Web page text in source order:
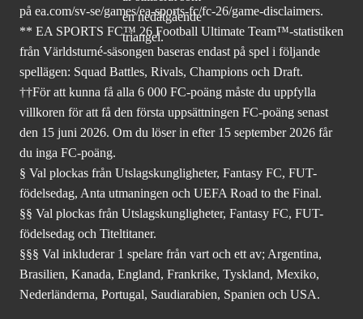
på ea.com/sv-se/games/ea-sports-fc/fc-26/game-disclaimers.
** EA SPORTS FC™ 26 Football Ultimate Team™-statistiken
från Världsturné-säsongen baseras endast på spel i följande
spellägen: Squad Battles, Rivals, Champions och Draft.
††För att kunna få alla 6 000 FC-poäng måste du uppfylla
villkoren för att få den första uppsättningen FC-poäng senast
den 15 juni 2026. Om du löser in efter 15 september 2026 får
du inga FC-poäng.
§ Val plockas från Utslagskungligheter, Fantasy FC, FUT-
födelsedag, Anta utmaningen och UEFA Road to the Final.
§§ Val plockas från Utslagskungligheter, Fantasy FC, FUT-
födelsedag och Titeltitaner.
§§§ Val inkluderar 1 spelare från vart och ett av; Argentina,
Brasilien, Kanada, England, Frankrike, Tyskland, Mexiko,
Nederländerna, Portugal, Saudiarabien, Spanien och USA.